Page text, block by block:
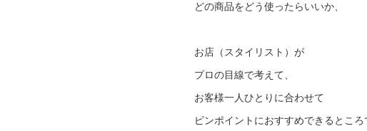
どの商品をどう使ったらいいか、
お店（スタイリスト）が
プロの目線で考えて、
お客様一人ひとりに合わせて
ピンポイントにおすすめできるところ